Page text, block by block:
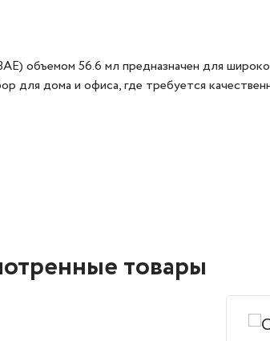
объемом 56.6 мл предназначен для
для дома и офиса, где требуется
товары